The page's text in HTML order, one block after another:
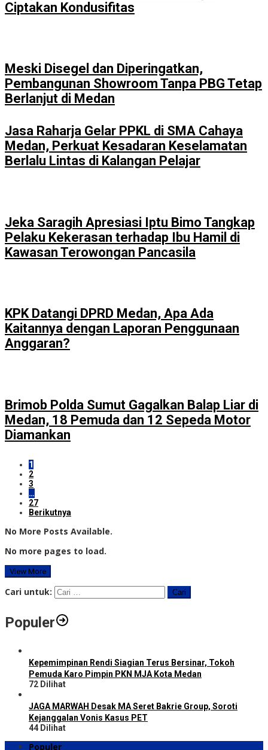
Ciptakan Kondusifitas
Meski Disegel dan Diperingatkan,
Pembangunan Showroom Tanpa PBG Tetap
Berlanjut di Medan
Jasa Raharja Gelar PPKL di SMA Cahaya
Medan, Perkuat Kesadaran Keselamatan
Berlalu Lintas di Kalangan Pelajar
Jeka Saragih Apresiasi Iptu Bimo Tangkap
Pelaku Kekerasan terhadap Ibu Hamil di
Kawasan Terowongan Pancasila
KPK Datangi DPRD Medan, Apa Ada
Kaitannya dengan Laporan Penggunaan
Anggaran?
Brimob Polda Sumut Gagalkan Balap Liar di
Medan, 18 Pemuda dan 12 Sepeda Motor
Diamankan
1
2
3
…
27
Berikutnya
No More Posts Available.
No more pages to load.
View More
Cari untuk:
Populer
Kepemimpinan Rendi Siagian Terus Bersinar, Tokoh
Pemuda Karo Pimpin PKN MJA Kota Medan
72 Dilihat
JAGA MARWAH Desak MA Seret Bakrie Group, Soroti
Kejanggalan Vonis Kasus PET
44 Dilihat
Populer